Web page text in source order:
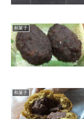
和菓子
和菓子